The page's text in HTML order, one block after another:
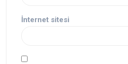
İnternet sitesi